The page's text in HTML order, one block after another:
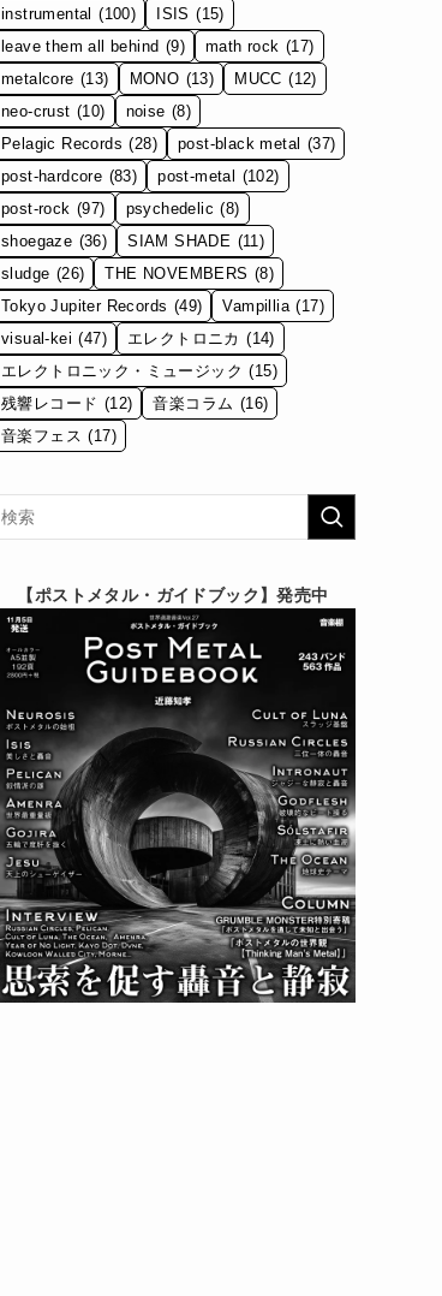
instrumental (100) ISIS (15)
leave them all behind (9) math rock (17)
metalcore (13) MONO (13) MUCC (12)
neo-crust (10) noise (8)
Pelagic Records (28) post-black metal (37)
post-hardcore (83) post-metal (102)
post-rock (97) psychedelic (8)
shoegaze (36) SIAM SHADE (11)
sludge (26) THE NOVEMBERS (8)
Tokyo Jupiter Records (49) Vampillia (17)
visual-kei (47) エレクトロニカ (14)
エレクトロニック・ミュージック (15)
残響レコード (12) 音楽コラム (16)
音楽フェス (17)
【ポストメタル・ガイドブック】発売中